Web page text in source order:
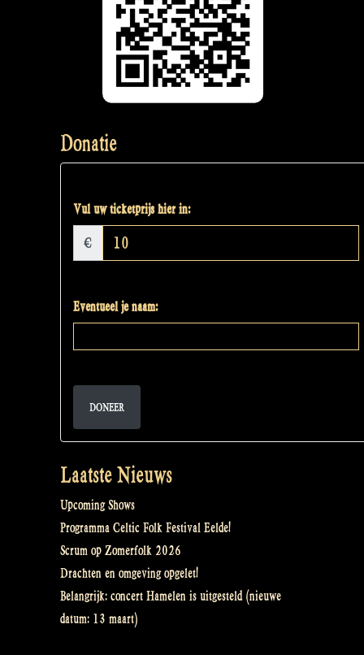
Donatie
Vul uw ticketprijs hier in:
€
Eventueel je naam:
DONEER
Laatste Nieuws
Upcoming Shows
Programma Celtic Folk Festival Eelde!
Scrum op Zomerfolk 2026
Drachten en omgeving opgelet!
Belangrijk: concert Hamelen is uitgesteld (nieuwe
datum: 13 maart)